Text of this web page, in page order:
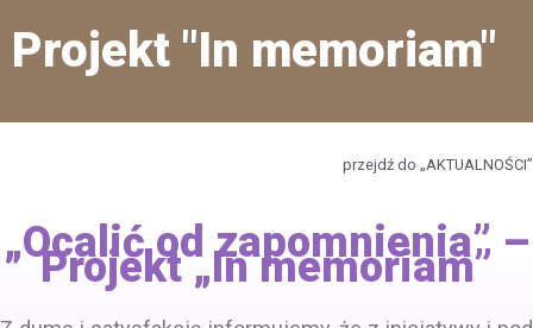
Projekt "In memoriam"
przejdź do „AKTUALNOŚCI”
„Ocalić od zapomnienia” –
Projekt „In memoriam”